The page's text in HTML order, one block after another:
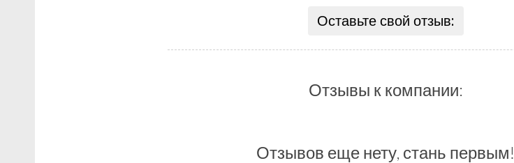
Оставьте свой отзыв:
Отзывы к компании:
Отзывов еще нету, стань первым!